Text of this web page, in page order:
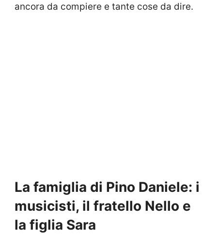
ancora da compiere e tante cose da dire.
La famiglia di Pino Daniele: i
musicisti, il fratello Nello e
la figlia Sara